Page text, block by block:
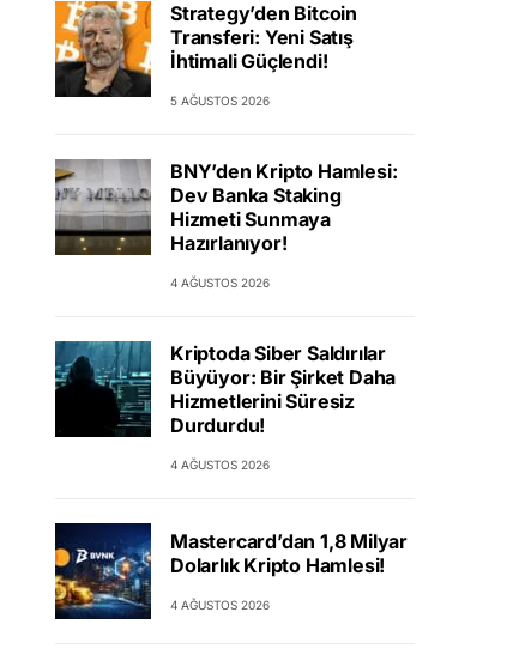
Strategy’den Bitcoin
Transferi: Yeni Satış
İhtimali Güçlendi!
5 AĞUSTOS 2026
BNY’den Kripto Hamlesi:
Dev Banka Staking
Hizmeti Sunmaya
Hazırlanıyor!
4 AĞUSTOS 2026
Kriptoda Siber Saldırılar
Büyüyor: Bir Şirket Daha
Hizmetlerini Süresiz
Durdurdu!
4 AĞUSTOS 2026
Mastercard’dan 1,8 Milyar
Dolarlık Kripto Hamlesi!
4 AĞUSTOS 2026